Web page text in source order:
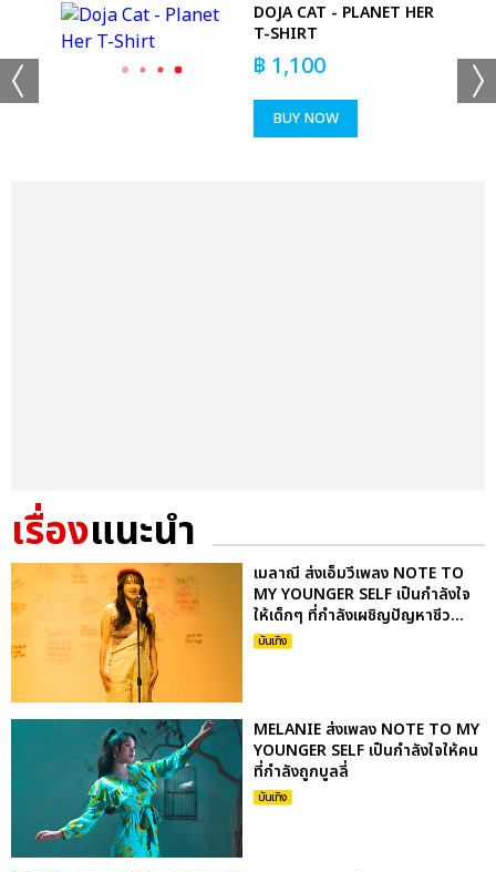
DOJA CAT - PLANET HER
T-SHIRT
฿ 1,100
BUY NOW
เรื่องแนะนำ
เมลาณี ส่งเอ็มวีเพลง NOTE TO
MY YOUNGER SELF เป็นกำลังใจ
ให้เด็กๆ ที่กำลังเผชิญปัญหาชีว...
บันเทิง
MELANIE ส่งเพลง NOTE TO MY
YOUNGER SELF เป็นกำลังใจให้คน
ที่กำลังถูกบูลลี่
บันเทิง